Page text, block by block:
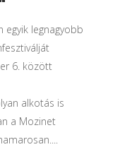
egyik legnagyobb
6. között
alkotás is
a Mozinet